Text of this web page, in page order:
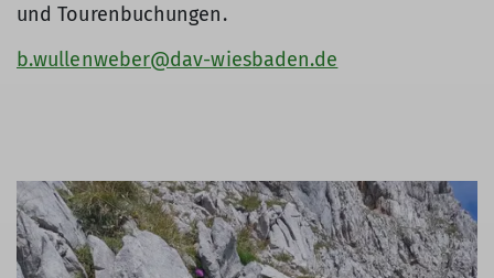
und Tourenbuchungen.
b.wullenweber@dav-wiesbaden.de